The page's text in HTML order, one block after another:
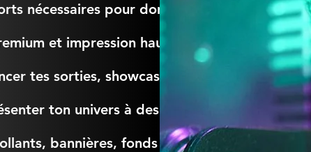
nécessaires pour donner à
et impression haute
tes sorties, showcases ou
ton univers à des
bannières, fonds de